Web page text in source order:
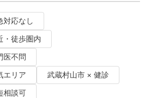
対応なし
・徒歩圏内
医不問
エリア
武蔵村山市 × 健診
相談可